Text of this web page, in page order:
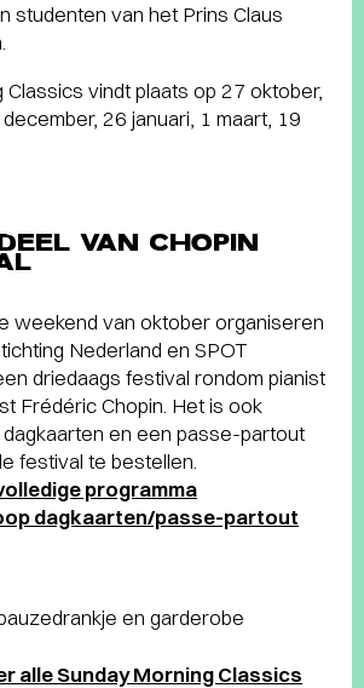
studenten van het Prins Claus
Classics vindt plaats op 27 oktober,
26 januari, 1 maart, 19
VAN CHOPIN
weekend van oktober organiseren
Nederland en SPOT
driedaags festival rondom pianist
Frédéric Chopin. Het is ook
dagkaarten en een passe-partout
festival te bestellen.
programma
dagkaarten/passe-partout
en garderobe
alle Sunday Morning Classics